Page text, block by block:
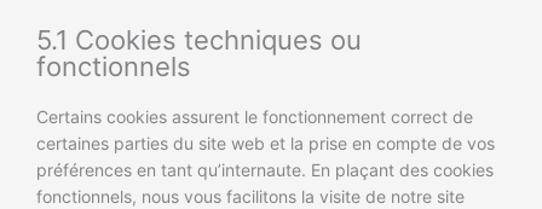
5.1 Cookies techniques ou
fonctionnels
Certains cookies assurent le fonctionnement correct de
certaines parties du site web et la prise en compte de vos
préférences en tant qu’internaute. En plaçant des cookies
fonctionnels, nous vous facilitons la visite de notre site